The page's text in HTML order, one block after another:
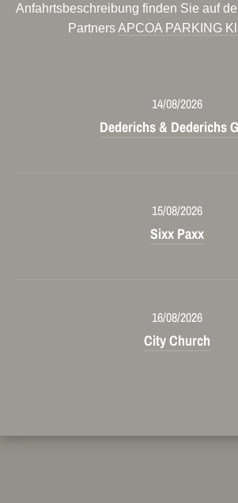
Anfahrtsbeschreibung finden Sie auf
PartnersAPCOA PARKING
14/08/2026
Dederichs & Dederichs
15/08/2026
Sixx Paxx
16/08/2026
City Church